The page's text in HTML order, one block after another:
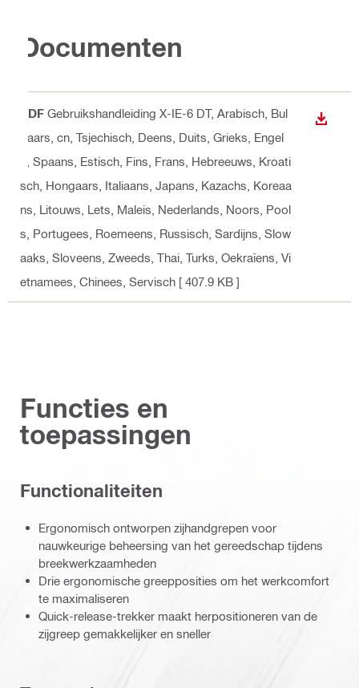
Documenten
PDF Gebruikshandleiding X-IE-6 DT, Arabisch, Bul
gaars, cn, Tsjechisch, Deens, Duits, Grieks, Engel
s, Spaans, Estisch, Fins, Frans, Hebreeuws, Kroati
sch, Hongaars, Italiaans, Japans, Kazachs, Koreaa
ns, Litouws, Lets, Maleis, Nederlands, Noors, Pool
s, Portugees, Roemeens, Russisch, Sardijns, Slow
aaks, Sloveens, Zweeds, Thai, Turks, Oekraïens, Vi
etnamees, Chinees, Servisch [ 407.9 KB ]
Functies en
toepassingen
Functionaliteiten
Ergonomisch ontworpen zijhandgrepen voor
nauwkeurige beheersing van het gereedschap tijdens
breekwerkzaamheden
Drie ergonomische greepposities om het werkcomfort
te maximaliseren
Quick-release-trekker maakt herpositioneren van de
zijgreep gemakkelijker en sneller